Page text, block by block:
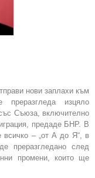
нови заплахи към
изцяло
Съюза, включително
предаде БНР. В
– „от А до Я“, в
преразгледано след
промени, които ще